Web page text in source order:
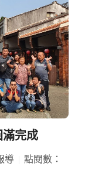
滿完成
導
點閱數：